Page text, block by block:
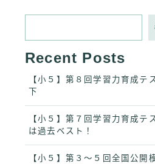
Recent Posts
【小５】第８回学習力育成テ
下
【小５】第７回学習力育成テ
は過去ベスト！
【小５】第３〜５回全国公開